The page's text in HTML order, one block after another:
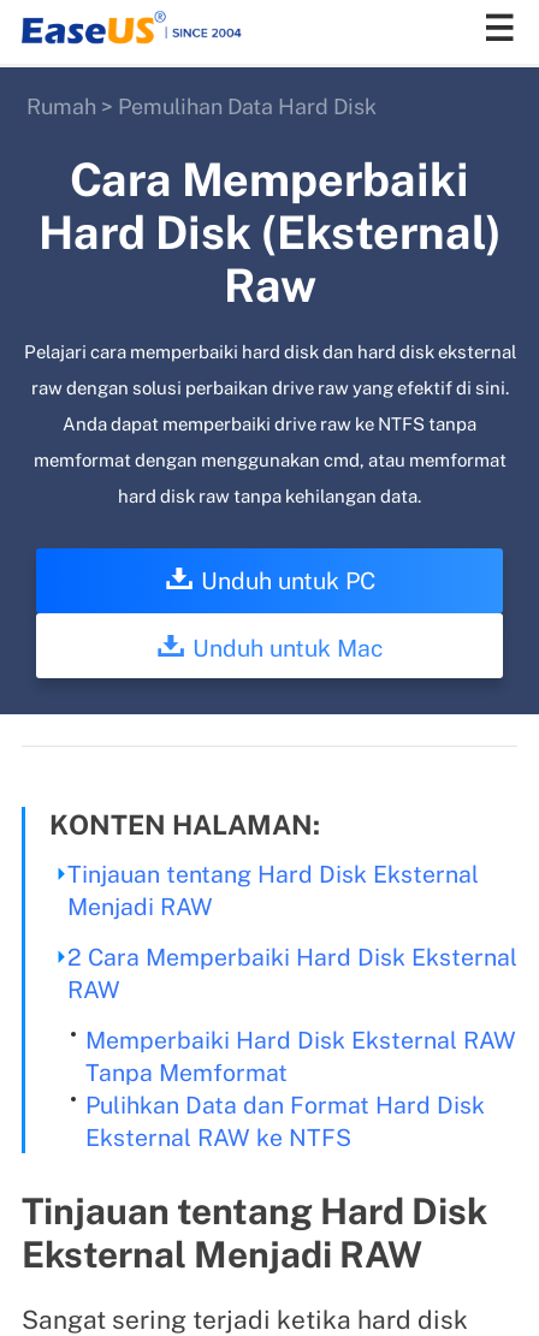
Rumah > Pemulihan Data Hard Disk
Cara Memperbaiki
Hard Disk (Eksternal)
Raw
Pelajari cara memperbaiki hard disk dan hard disk eksternal
raw dengan solusi perbaikan drive raw yang efektif di sini.
Anda dapat memperbaiki drive raw ke NTFS tanpa
memformat dengan menggunakan cmd, atau memformat
hard disk raw tanpa kehilangan data.
Unduh untuk PC
Unduh untuk Mac
KONTEN HALAMAN:
Tinjauan tentang Hard Disk Eksternal
Menjadi RAW
2 Cara Memperbaiki Hard Disk Eksternal
RAW
Memperbaiki Hard Disk Eksternal RAW
Tanpa Memformat
Pulihkan Data dan Format Hard Disk
Eksternal RAW ke NTFS
Tinjauan tentang Hard Disk
Eksternal Menjadi RAW
Sangat sering terjadi ketika hard disk